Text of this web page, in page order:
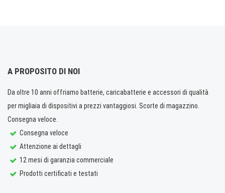
A PROPOSITO DI NOI
Da oltre 10 anni offriamo batterie, caricabatterie e accessori di qualità
per migliaia di dispositivi a prezzi vantaggiosi. Scorte di magazzino.
Consegna veloce.
Consegna veloce
Attenzione ai dettagli
12 mesi di garanzia commerciale
Prodotti certificati e testati